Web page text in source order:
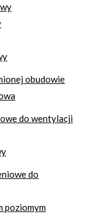
obudowie
do wentylacji
do
poziomym